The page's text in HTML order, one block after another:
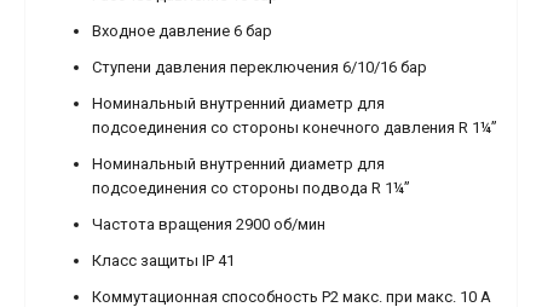
Входное давление 6 бар
Ступени давления переключения 6/10/16 бар
Номинальный внутренний диаметр для
подсоединения со стороны конечного давления R 1¼”
Номинальный внутренний диаметр для
подсоединения со стороны подвода R 1¼”
Частота вращения 2900 об/мин
Класс защиты IP 41
Коммутационная способность P2 макс. при макс. 10 A